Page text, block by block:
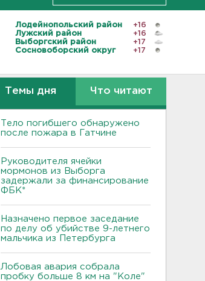
Лодейнопольский район
+16
Лужский район
+16
Выборгский район
+17
Сосновоборский округ
+17
Темы дня Что читают
Тело погибшего обнаружено
после пожара в Гатчине
Руководителя ячейки
мормонов из Выборга
задержали за финансирование
ФБК*
Назначено первое заседание
по делу об убийстве 9-летнего
мальчика из Петербурга
Лобовая авария собрала
пробку больше 8 км на "Коле"